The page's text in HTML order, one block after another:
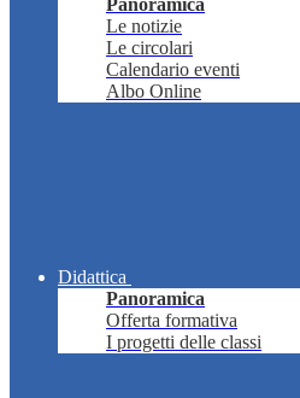
Panoramica
Le notizie
Le circolari
Calendario eventi
Albo Online
Didattica
Panoramica
Offerta formativa
I progetti delle classi